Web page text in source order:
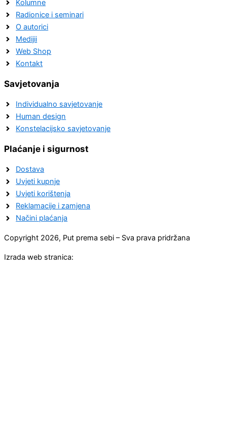
Kolumne
Radionice i seminari
O autorici
Medijii
Web Shop
Kontakt
Savjetovanja
Individualno savjetovanje
Human design
Konstelacijsko savjetovanje
Plaćanje i sigurnost
Dostava
Uvjeti kupnje
Uvjeti korištenja
Reklamacije i zamjena
Načini plaćanja
Copyright 2026, Put prema sebi – Sva prava pridržana
Izrada web stranica: